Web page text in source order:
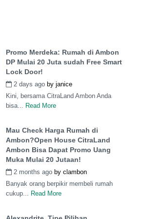
Promo Merdeka: Rumah di Ambon
DP Mulai 20 Juta sudah Free Smart
Lock Door!
2 days ago by janice
Kini, bersama CitraLand Ambon Anda
bisa... Read More
Mau Check Harga Rumah di
Ambon?Open House CitraLand
Ambon Bisa Dapat Promo Uang
Muka Mulai 20 Jutaan!
2 months ago by clambon
Banyak orang berpikir membeli rumah
cukup... Read More